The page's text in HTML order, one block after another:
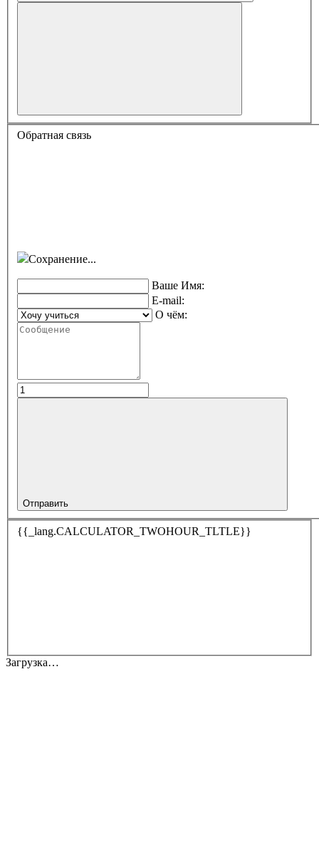
Обратная связь
Сохранение...
Ваше Имя:
E-mail:
О чём:
Отправить
{{_lang.CALCULATOR_TWOHOUR_TLTLE}}
Загрузка…